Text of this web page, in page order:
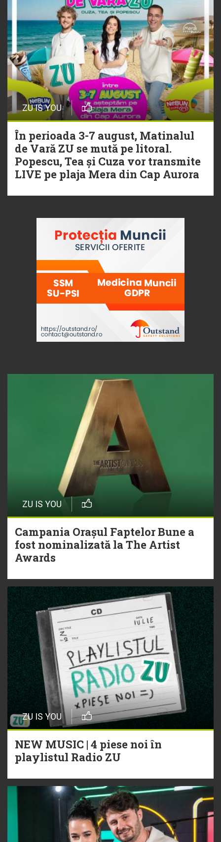
ZU IS YOU
În perioada 3-7 august, Matinalul
de Vară ZU se mută pe litoral.
Popescu, Tea și Cuza vor transmite
LIVE pe plaja Mera din Cap Aurora
ZU IS YOU
Campania Orașul Faptelor Bune a
fost nominalizată la The Artist
Awards
ZU IS YOU
NEW MUSIC | 4 piese noi în
playlistul Radio ZU